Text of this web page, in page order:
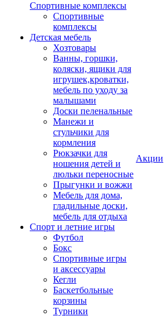
Спортивные комплексы
Спортивные
комплексы
Детская мебель
Хозтовары
Ванны, горшки,
коляски, ящики для
игрушек,кроватки,
мебель по уходу за
малышами
Доски пеленальные
Манежи и
стульчики для
кормления
Рюкзачки для
ношения детей и
люльки переносные
Прыгунки и вожжи
Мебель для дома,
гладильные доски,
мебель для отдыха
Спорт и летние игры
Футбол
Бокс
Спортивные игры
и аксессуары
Кегли
Баскетбольные
корзины
Турники
Акции